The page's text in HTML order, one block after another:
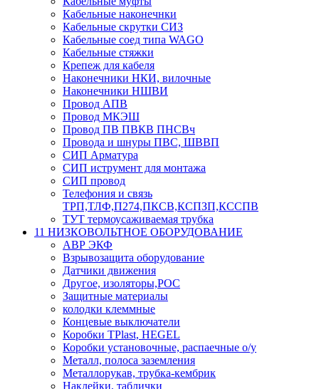
Кабельные наконечнки
Кабельные скрутки СИЗ
Кабельные соед типа WAGO
Кабельные стяжки
Крепеж для кабеля
Наконечники НКИ, вилочные
Наконечники НШВИ
Провод АПВ
Провод МКЭШ
Провод ПВ ПВКВ ПНСВч
Провода и шнуры ПВС, ШВВП
СИП Арматура
СИП иструмент для монтажа
СИП провод
Телефония и связь
ТРП,ТЛФ,П274,ПКСВ,КСПЗП,КССПВ
ТУТ термоусаживаемая трубка
11 НИЗКОВОЛЬТНОЕ ОБОРУДОВАНИЕ
АВР ЭКФ
Взрывозащита оборудование
Датчики движения
Другое, изоляторы,РОС
Защитные материалы
колодки клеммные
Концевые выключатели
Коробки TPlast, HEGEL
Коробки установочные, распаечные о/у
Металл, полоса заземления
Металлорукав, трубка-кембрик
Наклейки, таблички